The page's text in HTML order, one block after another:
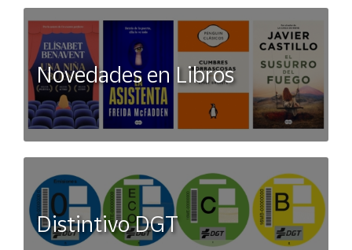
Novedades en Libros
Distintivo DGT